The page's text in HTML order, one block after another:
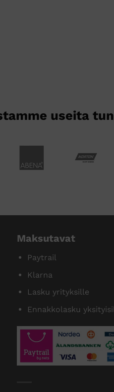
Maksutavat
Paytrail
Klarna